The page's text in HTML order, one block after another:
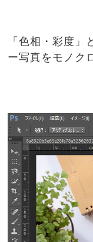
「色相・彩度」
ー写真をモノク